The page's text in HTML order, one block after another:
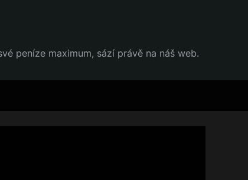
peníze maximum, sází právě na náš web.